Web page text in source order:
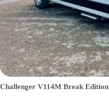
Challenger V114M Break Edition